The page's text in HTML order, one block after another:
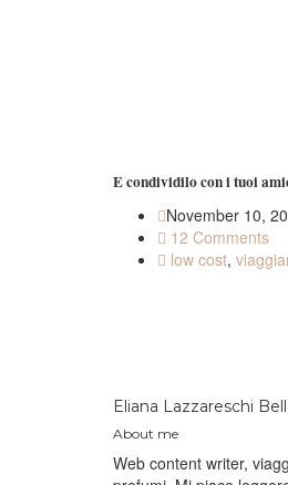
E condividilo con i tuoi
November 10,
12 Comments
low cost,
Eliana Lazzareschi
About me
Web content writer,